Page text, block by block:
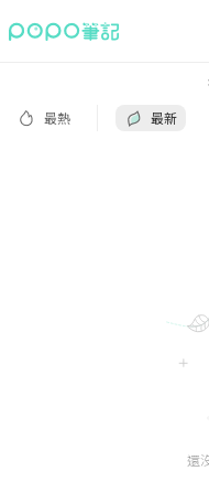
最熱 最新
還